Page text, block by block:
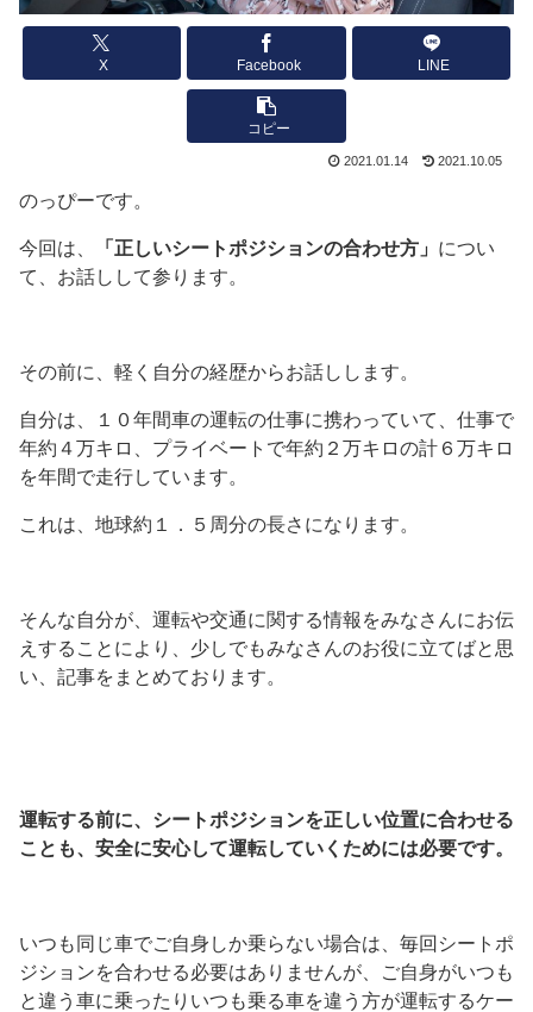
X Facebook LINE
コピー
2021.01.14 2021.10.05
のっぴーです。
今回は、 「正しいシートポジションの合わせ方」 につい
て、お話しして参ります。
その前に、軽く自分の経歴からお話しします。
自分は、１０年間車の運転の仕事に携わっていて、仕事で
年約４万キロ、プライベートで年約２万キロの計６万キロ
を年間で走行しています。
これは、地球約１．５周分の長さになります。
そんな自分が、運転や交通に関する情報をみなさんにお伝
えすることにより、少しでもみなさんのお役に立てばと思
い、記事をまとめております。
運転する前に、シートポジションを正しい位置に合わせる
ことも、安全に安心して運転していくためには必要です。
いつも同じ車でご自身しか乗らない場合は、毎回シートポ
ジションを合わせる必要はありませんが、ご自身がいつも
と違う車に乗ったりいつも乗る車を違う方が運転するケー